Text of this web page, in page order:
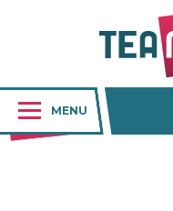
MENU